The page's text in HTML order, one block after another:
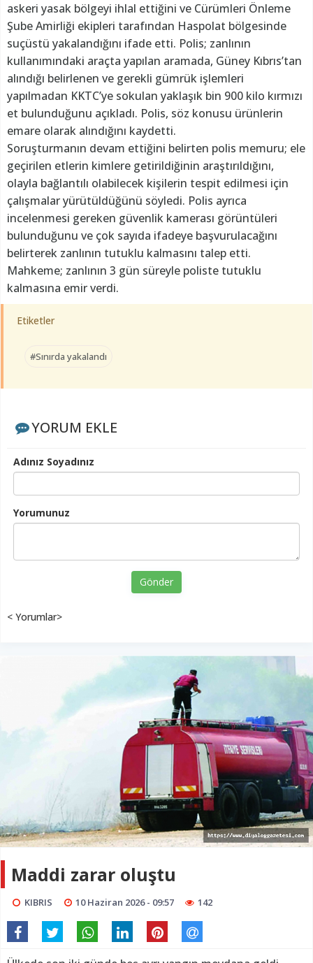
askeri yasak bölgeyi ihlal ettiğini ve Cürümleri Önleme
Şube Amirliği ekipleri tarafından Haspolat bölgesinde
suçüstü yakalandığını ifade etti. Polis; zanlının
kullanımındaki araçta yapılan aramada, Güney Kıbrıs’tan
alındığı belirlenen ve gerekli gümrük işlemleri
yapılmadan KKTC’ye sokulan yaklaşık bin 900 kilo kırmızı
et bulunduğunu açıkladı. Polis, söz konusu ürünlerin
emare olarak alındığını kaydetti.
Soruşturmanın devam ettiğini belirten polis memuru; ele
geçirilen etlerin kimlere getirildiğinin araştırıldığını,
olayla bağlantılı olabilecek kişilerin tespit edilmesi için
çalışmalar yürütüldüğünü söyledi. Polis ayrıca
incelenmesi gereken güvenlik kamerası görüntüleri
bulunduğunu ve çok sayıda ifadeye başvurulacağını
belirterek zanlının tutuklu kalmasını talep etti.
Mahkeme; zanlının 3 gün süreyle poliste tutuklu
kalmasına emir verdi.
Etiketler
#Sınırda yakalandı
YORUM EKLE
Adınız Soyadınız
Yorumunuz
Gönder
< Yorumlar>
Maddi zarar oluştu
KIBRIS 10 Haziran 2026 - 09:57 142